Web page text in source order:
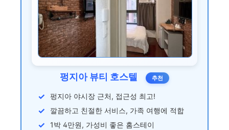
펑지아 뷰티 호스텔 추천
펑지아 야시장 근처, 접근성 최고!
깔끔하고 친절한 서비스, 가족 여행에 적합
1박 4만원, 가성비 좋은 홈스테이